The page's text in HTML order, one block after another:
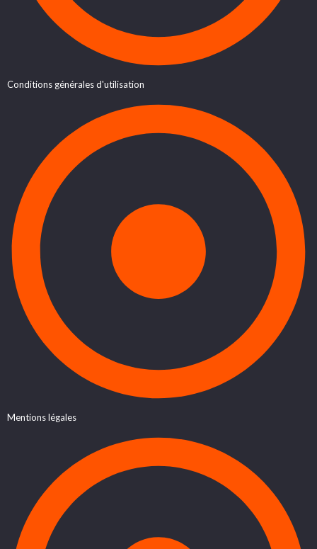
Conditions générales d'utilisation
Mentions légales